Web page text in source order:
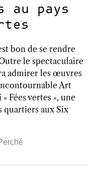
au pays
bon de se rendre
le spectaculaire
admirer les œuvres
Art
Fées vertes », une
quartiers aux Six